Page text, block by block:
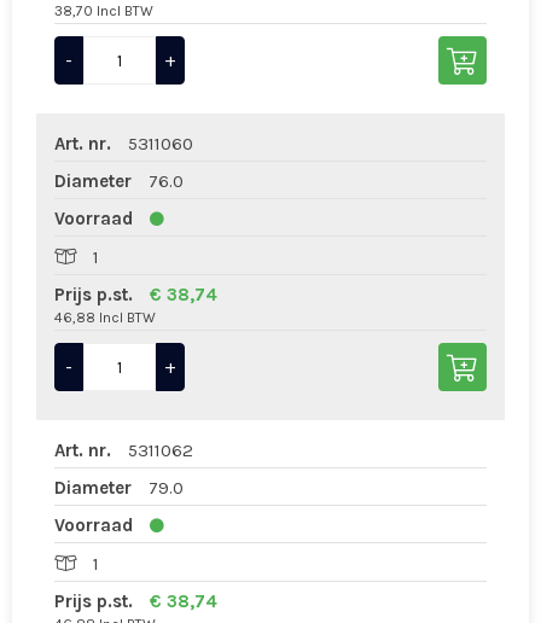
38,70 Incl BTW
- +
Art. nr.
5311060
Diameter
76.0
Voorraad
1
Prijs p.st.
€ 38,74
46,88 Incl BTW
- +
Art. nr.
5311062
Diameter
79.0
Voorraad
1
Prijs p.st.
€ 38,74